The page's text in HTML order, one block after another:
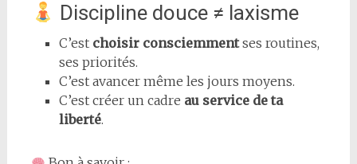
Discipline douce ≠ laxisme
C’est choisir consciemmentses routines,
ses priorités.
C’est avancer même les jours moyens.
C’est créer un cadre au service de ta
liberté.